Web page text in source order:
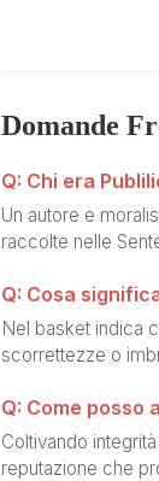
Domande
Q: Chi era
Un autore e
raccolte nelle
Q: Cosa
Nel basket indica
scorrettezze o
Q: Come posso
Coltivando
reputazione che